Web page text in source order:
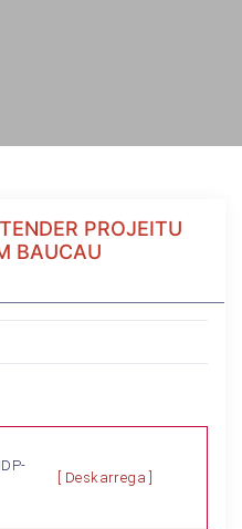
PROJEITU
BAUCAU
[ Deskarrega ]